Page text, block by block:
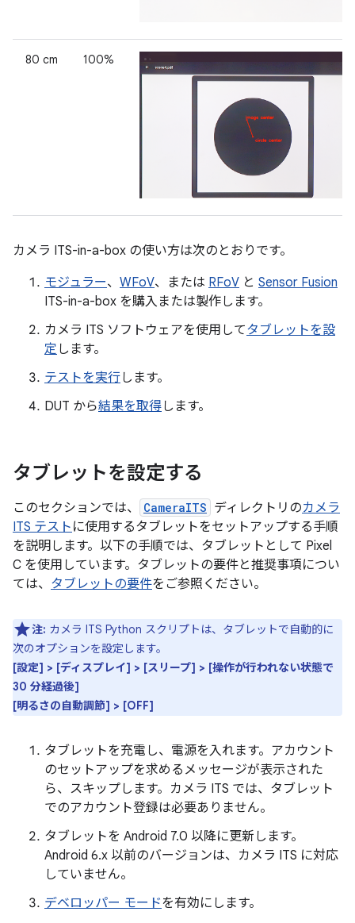
80 cm 100%
カメラ ITS-in-a-box の使い方は次のとおりです。
モジュラー、 WFoV、または RFoV と Sensor Fusion
ITS-in-a-box を購入または製作します。
カメラ ITS ソフトウェアを使用してタブレットを設
定 します。
テストを実行します。
DUT から結果を取得します。
タブレットを設定する
このセクションでは、 CameraITS ディレクトリのカメラ
ITS テスト に使用するタブレットをセットアップする手順
を説明します。以下の手順では、タブレットとして Pixel
C を使用しています。タブレットの要件と推奨事項につい
ては、 タブレットの要件をご参照ください。
注: カメラ ITS Python スクリプトは、タブレットで自動的に
次のオプションを設定します。
[設定] > [ディスプレイ] > [スリープ] > [操作が行われない状態で
30 分経過後]
[明るさの自動調節] > [OFF]
タブレットを充電し、電源を入れます。アカウント
のセットアップを求めるメッセージが表示された
ら、スキップします。カメラ ITS では、タブレット
でのアカウント登録は必要ありません。
タブレットを Android 7.0 以降に更新します。
Android 6.x 以前のバージョンは、カメラ ITS に対応
していません。
デベロッパー モードを有効にします。